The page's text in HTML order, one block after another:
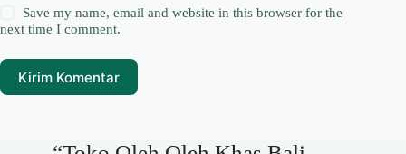
Save my name, email and website in this browser for the
next time I comment.
Kirim Komentar